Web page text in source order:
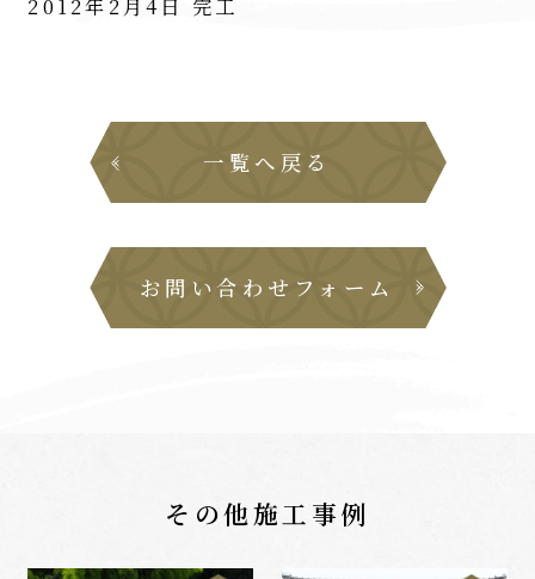
2012年2月4日 完工
一覧へ戻る
お問い合わせフォーム
その他施工事例